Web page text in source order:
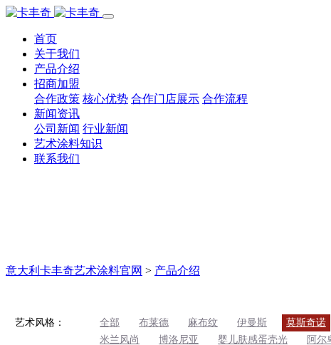
首页
关于我们
产品介绍
招商加盟
合作政策 核心优势 合作门店展示 合作流程
新闻资讯
公司新闻 行业新闻
艺术涂料知识
联系我们
意大利卡丰奇艺术涂料官网 > 产品介绍
艺术风格： 全部 布莱德 麻布纹 伊曼斯 莫斯奇诺
米兰风尚
博洛尼亚 婴儿肤感蛋壳光 阿尔